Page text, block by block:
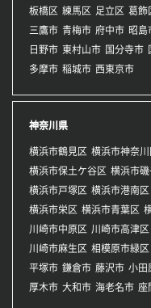
板橋区 練馬区 足立区 葛飾
三鷹市 青梅市 府中市 昭島
日野市 東村山市 国分寺市
多摩市 稲城市 西東京市
神奈川県
横浜市鶴見区 横浜市神奈川
横浜市保土ケ谷区 横浜市磯
横浜市戸塚区 横浜市港南区
横浜市栄区 横浜市青葉区
川崎市中原区 川崎市高津区
川崎市麻生区 相模原市緑区
平塚市 鎌倉市 藤沢市 小田
厚木市 大和市 海老名市 座